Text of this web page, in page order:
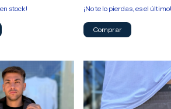
en stock!
¡No te lo pierdas, es el último!
Comprar